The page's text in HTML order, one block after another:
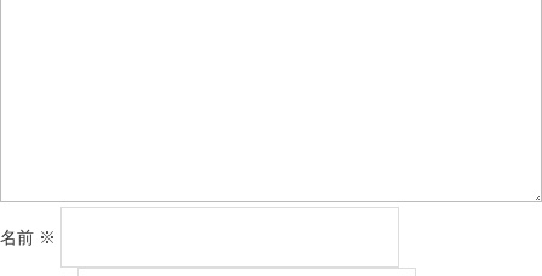
名前 ※